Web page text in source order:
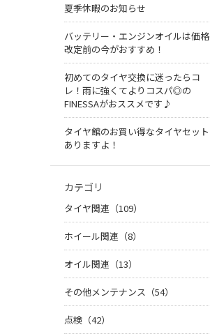
夏季休暇のお知らせ
バッテリー・エンジンオイルは価格
改定前の今がおすすめ！
初めてのタイヤ交換に迷ったらコ
レ！雨に強くてよりコスパ◎の
FINESSAがおススメです♪
タイヤ館のお買い得なタイヤセット
ありますよ！
カテゴリ
タイヤ関連（109）
ホイール関連（8）
オイル関連（13）
その他メンテナンス（54）
点検（42）